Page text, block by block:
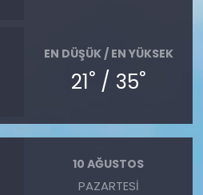
EN DÜŞÜK / EN YÜKSEK
21° / 35°
10 AĞUSTOS
PAZARTESI